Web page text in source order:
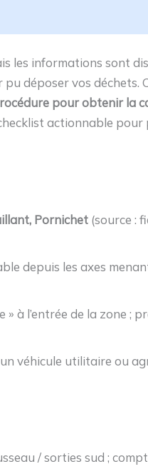
les informations sont
déposer vos déchets.
pour obtenir la
actionnable
Pornichet(source :
depuis les axes
à l’entrée de la zone ;
véhicule utilitaire ou
/ sorties sud ;